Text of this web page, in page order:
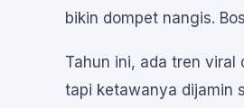
bikin dompet nangis.
Tahun ini, ada tren viral
tapi ketawanya dijamin